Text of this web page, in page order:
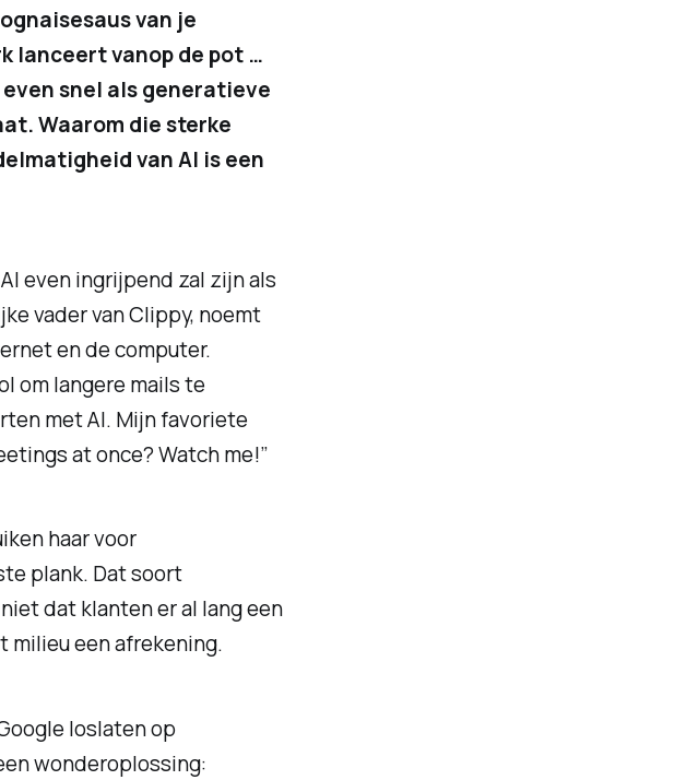
van je
lanceert vanop de pot …
snel als generatieve
Waarom die sterke
van AI is een
even ingrijpend zal zijn als
vader van Clippy, noemt
en de computer.
om langere mails te
met AI. Mijn favoriete
at once? Watch me!”
haar voor
plank. Dat soort
dat klanten er al lang een
milieu een afrekening.
loslaten op
wonderoplossing: